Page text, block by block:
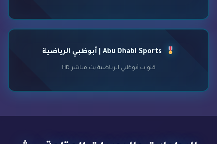
قنوات أبوظبي الرياضية بث مباشر HD